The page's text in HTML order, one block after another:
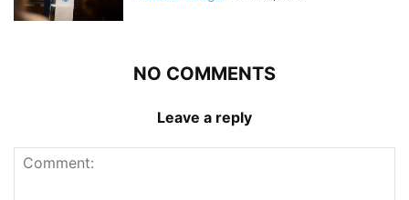
NO COMMENTS
Leave a reply